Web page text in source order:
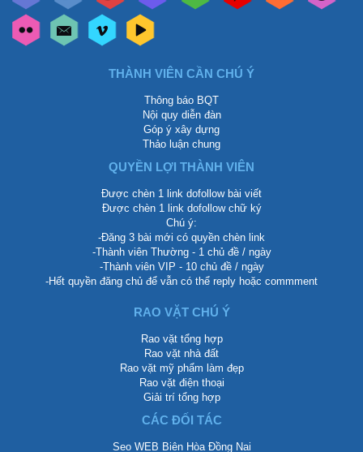
THÀNH VIÊN CẦN CHÚ Ý
Thông báo BQT
Nội quy diễn đàn
Góp ý xây dựng
Thảo luận chung
QUYỀN LỢI THÀNH VIÊN
Được chèn 1 link dofollow bài viết
Được chèn 1 link dofollow chữ ký
Chú ý:
-Đăng 3 bài mới có quyền chèn link
-Thành viên Thường - 1 chủ đề / ngày
-Thành viên VIP - 10 chủ đề / ngày
-Hết quyền đăng chủ để vẫn có thể reply hoặc commment
RAO VẶT CHÚ Ý
Rao vặt tổng hợp
Rao vặt nhà đất
Rao vặt mỹ phẩm làm đẹp
Rao vặt điện thoại
Giải trí tổng hợp
CÁC ĐỐI TÁC
Seo WEB Biên Hòa Đồng Nai